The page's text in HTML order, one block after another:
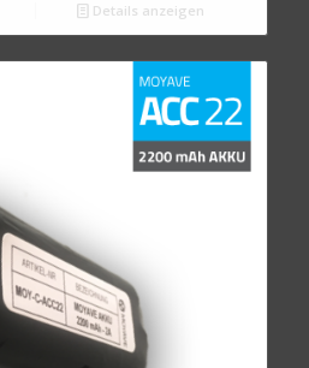
Details anzeigen